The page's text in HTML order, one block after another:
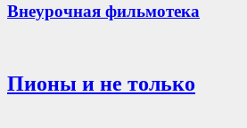
Внеурочная фильмотека
Пионы и не только